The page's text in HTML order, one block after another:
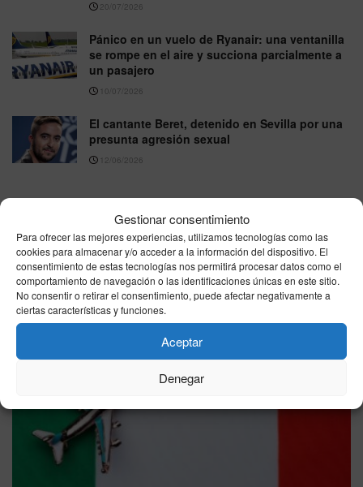
Gestionar consentimiento
Para ofrecer las mejores experiencias, utilizamos tecnologías como las
cookies para almacenar y/o acceder a la información del dispositivo. El
consentimiento de estas tecnologías nos permitirá procesar datos como el
comportamiento de navegación o las identificaciones únicas en este sitio.
No consentir o retirar el consentimiento, puede afectar negativamente a
ciertas características y funciones.
Aceptar
Denegar
20/07/2026
Pánico en un vuelo de Ryanair: una ventanilla
se rompe en el aire y succiona parcialmente a
un pasajero
10/07/2026
El cantante Beret, detenido en Sevilla por una
presunta agresión sexual
12/06/2026
VER MÁS
Última hora